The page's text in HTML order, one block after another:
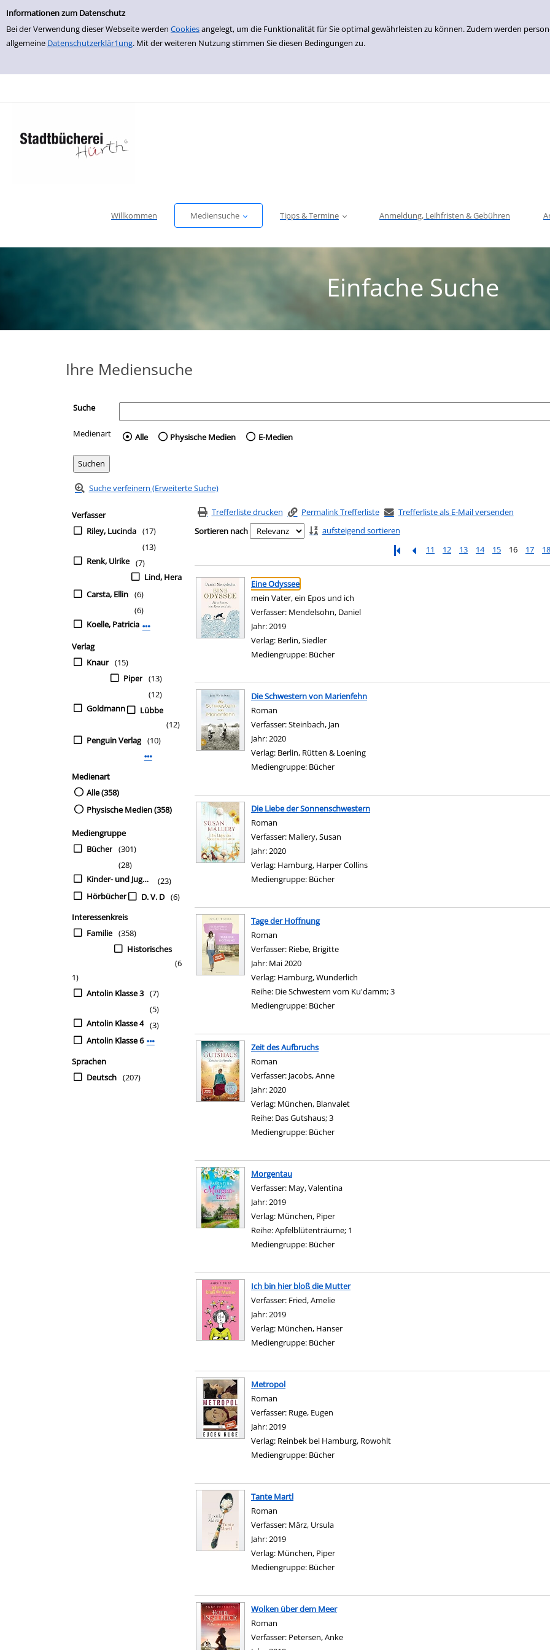
Einfache Suche
Informationen zum Datenschutz
Bei der Verwendung dieser Webseite werden Cookiesangelegt, um die Funktionalität für Sie optimal gewährleisten zu können. Zudem werden
allgemeine Datenschutzerklär1ung. Mit der weiteren Nutzung stimmen Sie diesen Bedingungen zu.
zur Navigation springen
zum Inhalt springen
Zu den Suchfiltern springen
Zur Trefferliste springen
Willkommen Mediensuche Tipps & Termine Anmeldung, Leihfristen & Gebühren
Einfache Suche
Ihre Mediensuche
Suche
Medienart Wählen Sie die Medienart nach der Sie suchen wollen.
Alle Physische Medien E-Medien
Suche verfeinern (Erweiterte Suche)
Suchfilter
Zur Trefferliste springen
Verfasser
Riley, Lucinda (17)
Renk, Ulrike
(13)
Lind, Hera
(7)
Carsta, Ellin (6)
Koelle, Patricia
(6)
Mehr Verfasser-Filter anzeigen
Verlag
Knaur (15)
Piper (13)
Goldmann
(12)
Lübbe
(12)
Penguin Verlag (10)
Mehr Verlag-Filter anzeigen
Medienart
Alle (358)
Physische Medien (358)
Mediengruppe
Bücher (301)
Kinder- und Jugendbü
(28)
Hörbücher
(23)
D. V. D (6)
Interessenkreis
Familie (358)
Historisches
(6
1)
Antolin Klasse 3 (7)
Antolin Klasse 4
(5)
Antolin Klasse 6
(3)
Mehr Interessenkreis-Filter anzeigen
Sprachen
Deutsch (207)
Trefferliste drucken Permalink Trefferliste
Trefferliste als E-Mail versenden
Sortieren nach
aufsteigend sortieren
11
12 13 14 15 16 17 18
Suchergebnis
Zu den Suchfiltern springen
Eine Odyssee
mein Vater, ein Epos und ich
Verfasser: Mendelsohn, Daniel
Jahr:2019
Verlag: Berlin, Siedler
Mediengruppe: Bücher
Die Schwestern von Marienfehn
Roman
Verfasser:Steinbach, Jan
Jahr:2020
Verlag: Berlin, Rütten & Loening
Mediengruppe: Bücher
Die Liebe der Sonnenschwestern
Roman
Verfasser: Mallery, Susan
Jahr:2020
Verlag: Hamburg, Harper Collins
Mediengruppe: Bücher
Tage der Hoffnung
Roman
Verfasser: Riebe, Brigitte
Jahr: Mai 2020
Verlag: Hamburg, Wunderlich
Reihe: Die Schwestern vom Ku'damm; 3
Mediengruppe: Bücher
Zeit des Aufbruchs
Roman
Verfasser: Jacobs, Anne
Jahr:2020
Verlag: München, Blanvalet
Reihe: Das Gutshaus; 3
Mediengruppe: Bücher
Morgentau
Verfasser: May, Valentina
Jahr:2019
Verlag: München, Piper
Reihe:Apfelblütenträume; 1
Mediengruppe: Bücher
Ich bin hier bloß die Mutter
Verfasser: Fried, Amelie
Jahr:2019
Verlag: München, Hanser
Mediengruppe: Bücher
Metropol
Roman
Verfasser: Ruge, Eugen
Jahr:2019
Verlag: Reinbek bei Hamburg, Rowohlt
Mediengruppe: Bücher
Tante Martl
Roman
Verfasser: März, Ursula
Jahr:2019
Verlag: München, Piper
Mediengruppe: Bücher
Wolken über dem Meer
Roman
Verfasser: Petersen, Anke